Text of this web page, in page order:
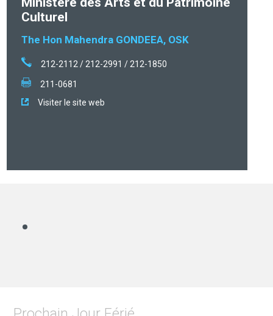
Culturel
The Hon Mahendra GONDEEA, OSK
212-2112 / 212-2991 / 212-1850
211-0681
Visiter le site web